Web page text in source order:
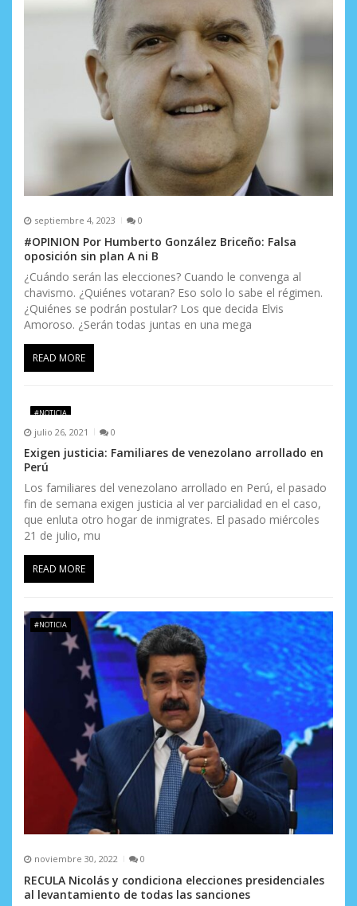
n
septiembre 4, 2023 0
#OPINION Por Humberto González Briceño: Falsa
oposición sin plan A ni B
¿Cuándo serán las elecciones? Cuando le convenga al
chavismo. ¿Quiénes votaran? Eso solo lo sabe el régimen.
¿Quiénes se podrán postular? Los que decida Elvis
Amoroso. ¿Serán todas juntas en una mega
READ MORE
#NOTICIA
julio 26, 2021 0
Exigen justicia: Familiares de venezolano arrollado en
Perú
Los familiares del venezolano arrollado en Perú, el pasado
fin de semana exigen justicia al ver parcialidad en el caso,
que enluta otro hogar de inmigrates. El pasado miércoles
21 de julio, mu
READ MORE
#NOTICIA
noviembre 30, 2022 0
RECULA Nicolás y condiciona elecciones presidenciales
al levantamiento de todas las sanciones